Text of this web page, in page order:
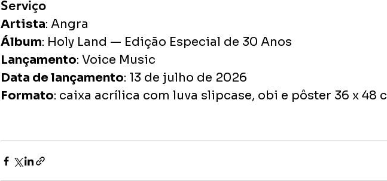
Serviço
Artista: Angra
Álbum: Holy Land — Edição Especial de 30 Anos
Lançamento: Voice Music
Data de lançamento: 13 de julho de 2026
Formato: caixa acrílica com luva slipcase, obi e pôster 36 x 48